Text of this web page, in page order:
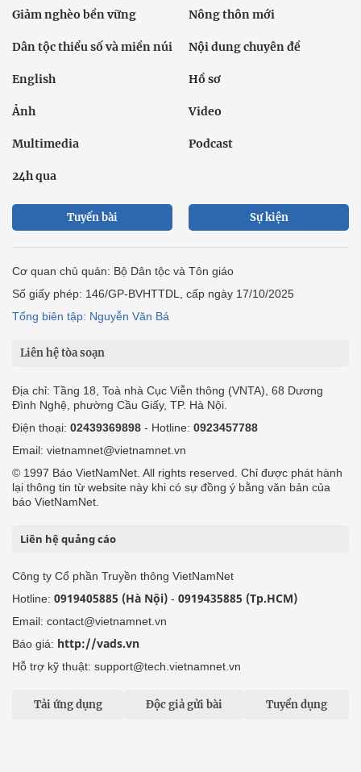
Giảm nghèo bền vững Nông thôn mới
Dân tộc thiểu số và miền núi Nội dung chuyên đề
English Hồ sơ
Ảnh Video
Multimedia Podcast
24h qua
Tuyến bài Sự kiện
Cơ quan chủ quản: Bộ Dân tộc và Tôn giáo
Số giấy phép: 146/GP-BVHTTDL, cấp ngày 17/10/2025
Tổng biên tập: Nguyễn Văn Bá
Liên hệ tòa soạn
Địa chỉ: Tầng 18, Toà nhà Cục Viễn thông (VNTA), 68 Dương
Đình Nghệ, phường Cầu Giấy, TP. Hà Nội.
Điện thoại: 02439369898 - Hotline: 0923457788
Email: vietnamnet@vietnamnet.vn
© 1997 Báo VietNamNet. All rights reserved. Chỉ được phát hành
lại thông tin từ website này khi có sự đồng ý bằng văn bản của
báo VietNamNet.
Liên hệ quảng cáo
Công ty Cổ phần Truyền thông VietNamNet
Hotline: 0919405885 (Hà Nội) - 0919435885 (Tp.HCM)
Email: contact@vietnamnet.vn
Báo giá: http://vads.vn
Hỗ trợ kỹ thuật: support@tech.vietnamnet.vn
Tải ứng dụng Độc giả gửi bài Tuyển dụng